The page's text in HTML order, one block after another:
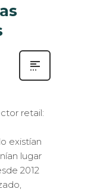
retail:
existían
lugar
2012